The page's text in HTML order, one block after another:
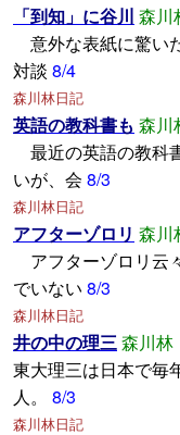
「到知」に谷川 森川
意外な表紙に驚い
対談 8/4
森川林日記
英語の教科書も 森川
最近の英語の教科
いが、会 8/3
森川林日記
アフターゾロリ 森川
アフターゾロリ云
でいない 8/3
森川林日記
井の中の理三森川林
東大理三は日本で毎
人。 8/3
森川林日記